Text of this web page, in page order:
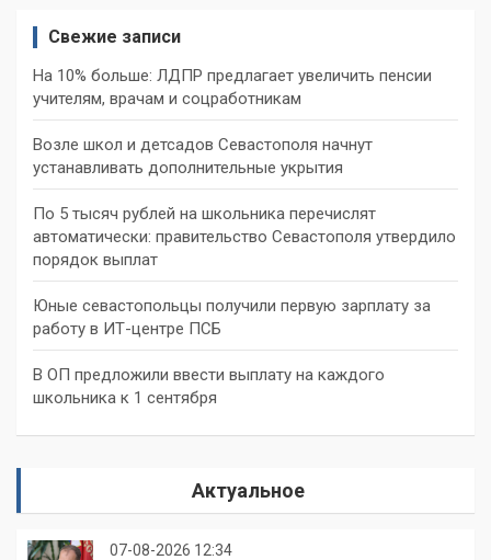
Свежие записи
На 10% больше: ЛДПР предлагает увеличить пенсии
учителям, врачам и соцработникам
Возле школ и детсадов Севастополя начнут
устанавливать дополнительные укрытия
По 5 тысяч рублей на школьника перечислят
автоматически: правительство Севастополя утвердило
порядок выплат
Юные севастопольцы получили первую зарплату за
работу в ИТ-центре ПСБ
В ОП предложили ввести выплату на каждого
школьника к 1 сентября
Актуальное
07-08-2026 12:34